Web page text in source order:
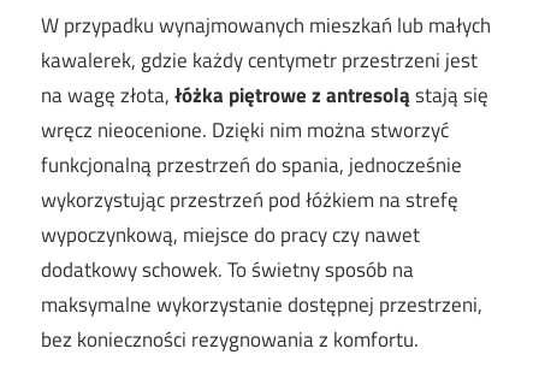
W przypadku wynajmowanych mieszkań lub małych
kawalerek, gdzie każdy centymetr przestrzeni jest
na wagę złota,łóżka piętrowe z antresoląstają się
wręcz nieocenione. Dzięki nim można stworzyć
funkcjonalną przestrzeń do spania, jednocześnie
wykorzystując przestrzeń pod łóżkiem na strefę
wypoczynkową, miejsce do pracy czy nawet
dodatkowy schowek. To świetny sposób na
maksymalne wykorzystanie dostępnej przestrzeni,
bez konieczności rezygnowania z komfortu.